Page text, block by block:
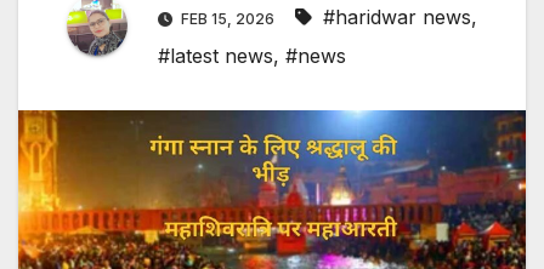
FEB 15, 2026 #haridwar news,
#latest news, #news